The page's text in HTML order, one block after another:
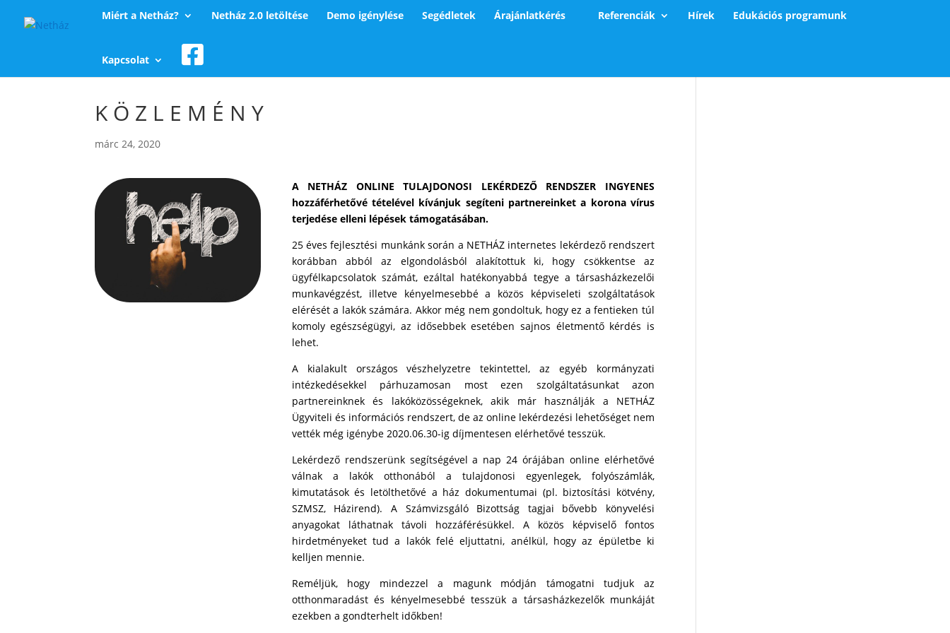
Miért a Netház? Netház 2.0 letöltése Demo igénylése Segédletek Árajánlatkérés Referenciák Hírek Edukációs programunk
Kapcsolat
K Ö Z L E M É N Y
márc 24, 2020
A NETHÁZ ONLINE TULAJDONOSI LEKÉRDEZŐ RENDSZER INGYENES
hozzáférhetővé tételével kívánjuk segíteni partnereinket a korona vírus
terjedése elleni lépések támogatásában.
25 éves fejlesztési munkánk során a NETHÁZ internetes lekérdező rendszert
korábban abból az elgondolásból alakítottuk ki, hogy csökkentse az
ügyfélkapcsolatok számát, ezáltal hatékonyabbá tegye a társasházkezelői
munkavégzést, illetve kényelmesebbé a közös képviseleti szolgáltatások
elérését a lakók számára. Akkor még nem gondoltuk, hogy ez a fentieken túl
komoly egészségügyi, az idősebbek esetében sajnos életmentő kérdés is
lehet.
A kialakult országos vészhelyzetre tekintettel, az egyéb kormányzati
intézkedésekkel párhuzamosan most ezen szolgáltatásunkat azon
partnereinknek és lakóközösségeknek, akik már használják a NETHÁZ
Ügyviteli és információs rendszert, de az online lekérdezési lehetőséget nem
vették még igénybe 2020.06.30-ig díjmentesen elérhetővé tesszük.
Lekérdező rendszerünk segítségével a nap 24 órájában online elérhetővé
válnak a lakók otthonából a tulajdonosi egyenlegek, folyószámlák,
kimutatások és letölthetővé a ház dokumentumai (pl. biztosítási kötvény,
SZMSZ, Házirend). A Számvizsgáló Bizottság tagjai bővebb könyvelési
anyagokat láthatnak távoli hozzáférésükkel. A közös képviselő fontos
hirdetményeket tud a lakók felé eljuttatni, anélkül, hogy az épületbe ki
kelljen mennie.
Reméljük, hogy mindezzel a magunk módján támogatni tudjuk az
otthonmaradást és kényelmesebbé tesszük a társasházkezelők munkáját
ezekben a gondterhelt időkben!